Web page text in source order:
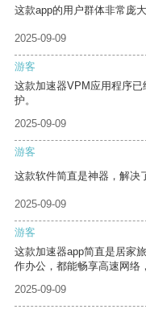
这款app的用户群体非常庞
2025-09-09
游客
这款加速器VPM应用程序
护。
2025-09-09
游客
这款软件简直是神器，解决
2025-09-09
游客
这款加速器app简直是居家
作办公，都能畅享高速网络
2025-09-09